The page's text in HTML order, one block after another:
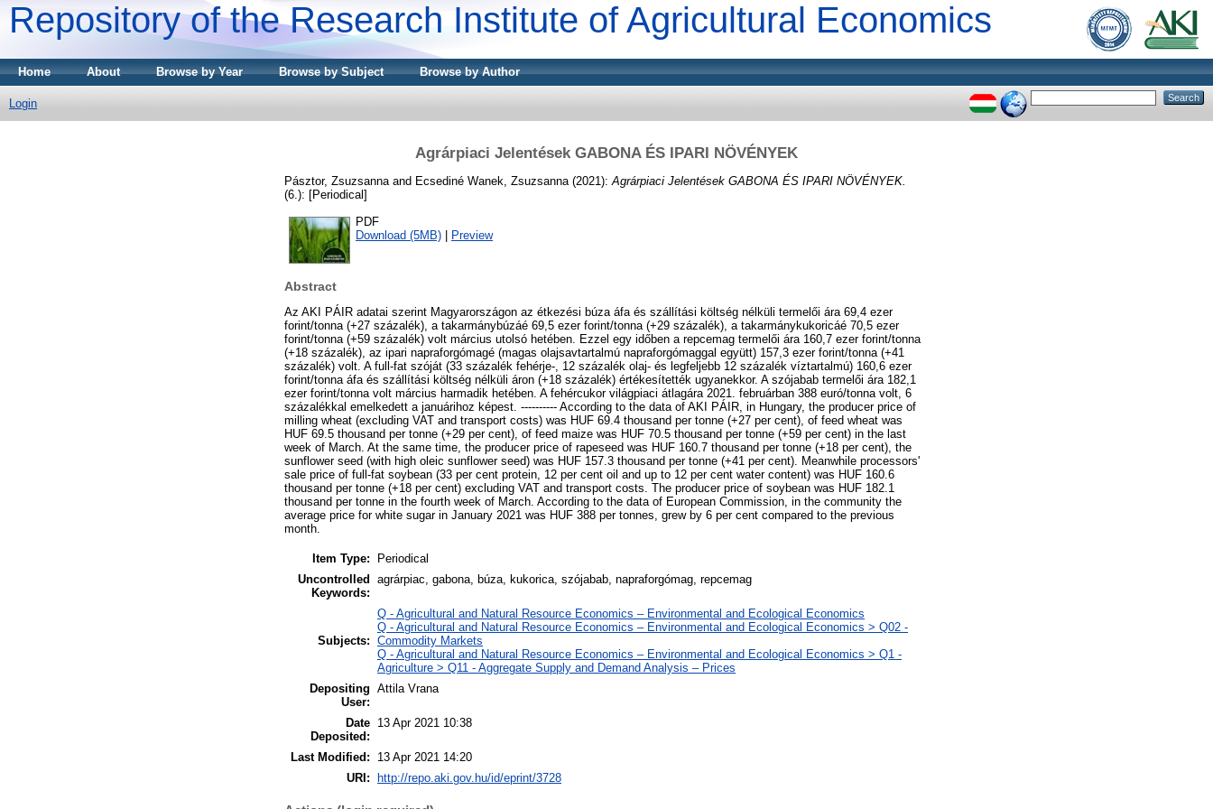
Repository of the Research Institute of Agricultural Economics
Home About Browse by Year Browse by Subject Browse by Author
Login
Agrárpiaci Jelentések GABONA ÉS IPARI NÖVÉNYEK
Pásztor, Zsuzsanna and Ecsediné Wanek, Zsuzsanna (2021): Agrárpiaci Jelentések GABONA ÉS IPARI NÖVÉNYEK.
(6.): [Periodical]
PDF
Download (5MB)
Preview
Abstract
Az AKI PÁIR adatai szerint Magyarországon az étkezési búza áfa és szállítási költség nélküli termelői ára 69,4 ezer
forint/tonna (+27 százalék), a takarmánybúzáé 69,5 ezer forint/tonna (+29 százalék), a takarmánykukoricáé 70,5 ezer
forint/tonna (+59 százalék) volt március utolsó hetében. Ezzel egy időben a repcemag termelői ára 160,7 ezer forint/tonna
(+18 százalék), az ipari napraforgómagé (magas olajsavtartalmú napraforgómaggal együtt) 157,3 ezer forint/tonna (+41
százalék) volt. A full-fat szóját (33 százalék fehérje-, 12 százalék olaj- és legfeljebb 12 százalék víztartalmú) 160,6 ezer
forint/tonna áfa és szállítási költség nélküli áron (+18 százalék) értékesítették ugyanekkor. A szójabab termelői ára 182,1
ezer forint/tonna volt március harmadik hetében. A fehércukor világpiaci átlagára 2021. februárban 388 euró/tonna volt, 6
százalékkal emelkedett a januárihoz képest. ---------- According to the data of AKI PÁIR, in Hungary, the producer price of
milling wheat (excluding VAT and transport costs) was HUF 69.4 thousand per tonne (+27 per cent), of feed wheat was
HUF 69.5 thousand per tonne (+29 per cent), of feed maize was HUF 70.5 thousand per tonne (+59 per cent) in the last
week of March. At the same time, the producer price of rapeseed was HUF 160.7 thousand per tonne (+18 per cent), the
sunflower seed (with high oleic sunflower seed) was HUF 157.3 thousand per tonne (+41 per cent). Meanwhile processors'
sale price of full-fat soybean (33 per cent protein, 12 per cent oil and up to 12 per cent water content) was HUF 160.6
thousand per tonne (+18 per cent) excluding VAT and transport costs. The producer price of soybean was HUF 182.1
thousand per tonne in the fourth week of March. According to the data of European Commission, in the community the
average price for white sugar in January 2021 was HUF 388 per tonnes, grew by 6 per cent compared to the previous
month.
Item Type:
Periodical
Uncontrolled
Keywords:
agrárpiac, gabona, búza, kukorica, szójabab, napraforgómag, repcemag
Subjects:
Q - Agricultural and Natural Resource Economics – Environmental and Ecological Economics
Q - Agricultural and Natural Resource Economics – Environmental and Ecological Economics > Q02 -
Commodity Markets
Q - Agricultural and Natural Resource Economics – Environmental and Ecological Economics > Q1 -
Agriculture > Q11 - Aggregate Supply and Demand Analysis – Prices
Depositing
User:
Attila Vrana
Date
Deposited:
13 Apr 2021 10:38
Last Modified:
13 Apr 2021 14:20
URI: http://repo.aki.gov.hu/id/eprint/3728